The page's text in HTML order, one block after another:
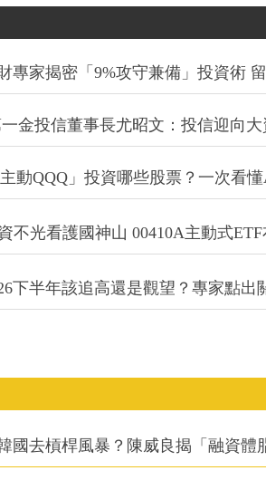
專家揭密「9%攻守兼備」投資術
金投信董事長尤昭文：投信迎向
動QQQ」投資哪些股票？一次看
不光看護國神山 00410A主動式
下半年該追高還是觀望？專家點出
國去槓桿風暴？陳威良揭「融資體